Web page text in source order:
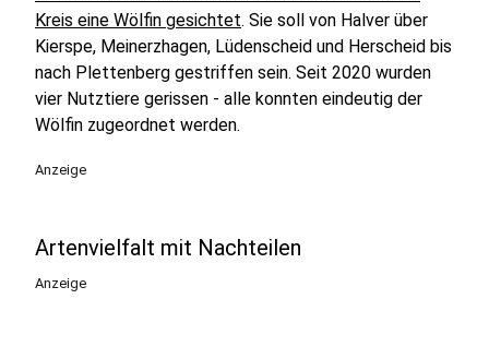
Kreis eine Wölfin gesichtet. Sie soll von Halver über
Kierspe, Meinerzhagen, Lüdenscheid und Herscheid bis
nach Plettenberg gestriffen sein. Seit 2020 wurden
vier Nutztiere gerissen - alle konnten eindeutig der
Wölfin zugeordnet werden.
Anzeige
Artenvielfalt mit Nachteilen
Anzeige